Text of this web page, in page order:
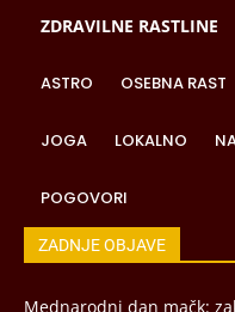
ZDRAVILNE RASTLINE
ASTRO OSEBNA RAST
JOGA LOKALNO
POGOVORI
ZADNJE OBJAVE
Mednarodni dan mačk: